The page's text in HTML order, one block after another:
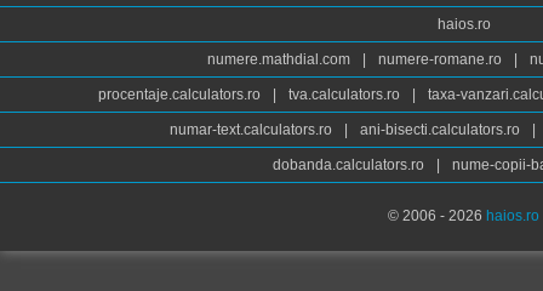
haios.ro
numere.mathdial.com numere-romane.ro
procentaje.calculators.ro tva.calculators.ro taxa-
numar-text.calculators.ro ani-bisecti.calculators.ro
dobanda.calculators.ro nume-copii-
© 2006 - 2026 haios.ro